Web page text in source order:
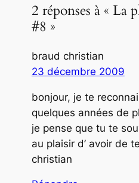
2 réponses à « La
#8 »
braud christian
23 décembre 2009
bonjour, je te
quelques années de
je pense que tu te
au plaisir d’ avoir de
christian